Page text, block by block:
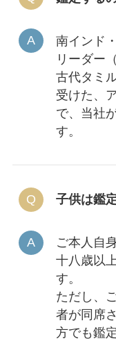
南インド
リーダー
古代タミ
受けた、
で、当社
す。
子供は鑑
ご本人自
十八歳以
す。
ただし、
者が同席
方でも鑑